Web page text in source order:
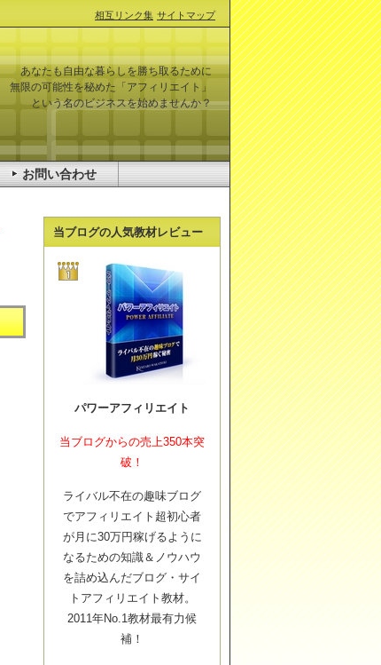
当ブログの人気教材レビュー
パワーアフィリエイト
当ブログからの売上350本突
破！
ライバル不在の趣味ブログ
でアフィリエイト超初心者
が月に30万円稼げるように
なるための知識＆ノウハウ
を詰め込んだブログ・サイ
トアフィリエイト教材。
2011年No.1教材最有力候
補！
あなたも自由な暮らしを勝ち取るために
無限の可能性を秘めた「アフィリエイト」
という名のビジネスを始めませんか？
相互リンク集 サイトマップ
お問い合わせ